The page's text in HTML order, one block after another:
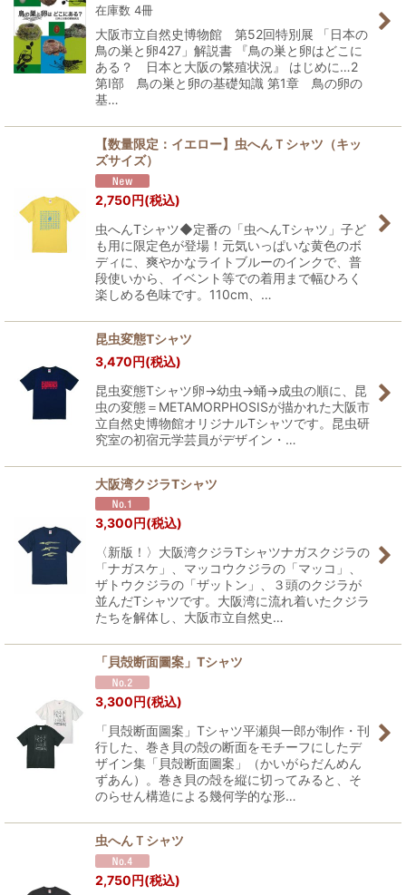
在庫数 4冊
大阪市立自然史博物館 第52回特別展 「日本の
鳥の巣と卵427」解説書 『鳥の巣と卵はどこに
ある？ 日本と大阪の繁殖状況』 はじめに…2
第I部 鳥の巣と卵の基礎知識 第1章 鳥の卵の
基…
【数量限定：イエロー】虫へんＴシャツ（キッ
ズサイズ）
2,750円(税込)
虫へんTシャツ◆定番の「虫へんTシャツ」子ど
も用に限定色が登場！元気いっぱいな黄色のボ
ディに、爽やかなライトブルーのインクで、普
段使いから、イベント等での着用まで幅ひろく
楽しめる色味です。110cm、…
昆虫変態Tシャツ
3,470円(税込)
昆虫変態Tシャツ卵→幼虫→蛹→成虫の順に、昆
虫の変態＝METAMORPHOSISが描かれた大阪市
立自然史博物館オリジナルTシャツです。昆虫研
究室の初宿元学芸員がデザイン・…
大阪湾クジラTシャツ
3,300 円(税込)
〈新版！〉大阪湾クジラTシャツナガスクジラの
「ナガスケ」、マッコウクジラの「マッコ」、
ザトウクジラの「ザットン」、３頭のクジラが
並んだTシャツです。大阪湾に流れ着いたクジラ
たちを解体し、大阪市立自然史…
「貝殻断面圖案」Tシャツ
3,300円(税込)
「貝殻断面圖案」Tシャツ平瀬與一郎が制作・刊
行した、巻き貝の殻の断面をモチーフにしたデ
ザイン集「貝殻断面圖案」（かいがらだんめん
ずあん）。巻き貝の殻を縦に切ってみると、そ
のらせん構造による幾何学的な形…
虫へんＴシャツ
2,750円(税込)